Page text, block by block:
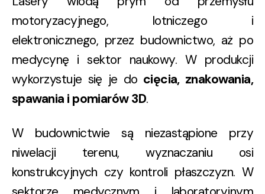
motoryzacyjnego, lotniczego i
elektronicznego, przez budownictwo, aż po
medycynę i sektor naukowy. W produkcji
wykorzystuje się je do cięcia, znakowania,
spawania i pomiarów 3D.
W budownictwie są niezastąpione przy
niwelacji terenu, wyznaczaniu osi
konstrukcyjnych czy kontroli płaszczyzn. W